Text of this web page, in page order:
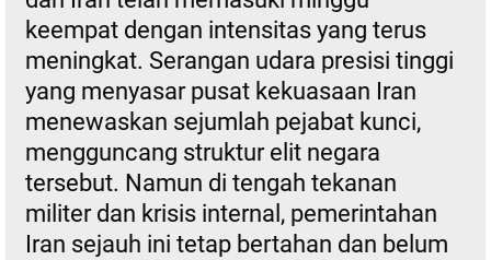
keempat dengan intensitas yang terus
meningkat. Serangan udara presisi tinggi
yang menyasar pusat kekuasaan Iran
menewaskan sejumlah pejabat kunci,
mengguncang struktur elit negara
tersebut. Namun di tengah tekanan
militer dan krisis internal, pemerintahan
Iran sejauh ini tetap bertahan dan belum